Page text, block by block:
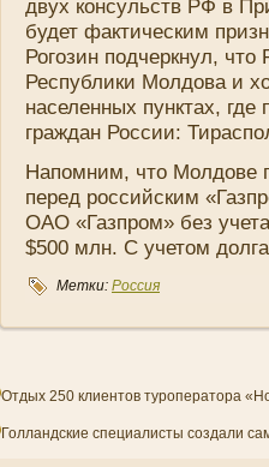
двух консульств РФ в
будет фактическим
Рогозин подчеркнул, что
Республики Молдова и
населенных пунктах,
граждан России:
Напомни­м, что Молдове
перед российским
ОАО «Газпром» без
$500 млн. С учетом
Метки: Россия
Отдых 250 клиентов туроператора
Голландские специалисты создали